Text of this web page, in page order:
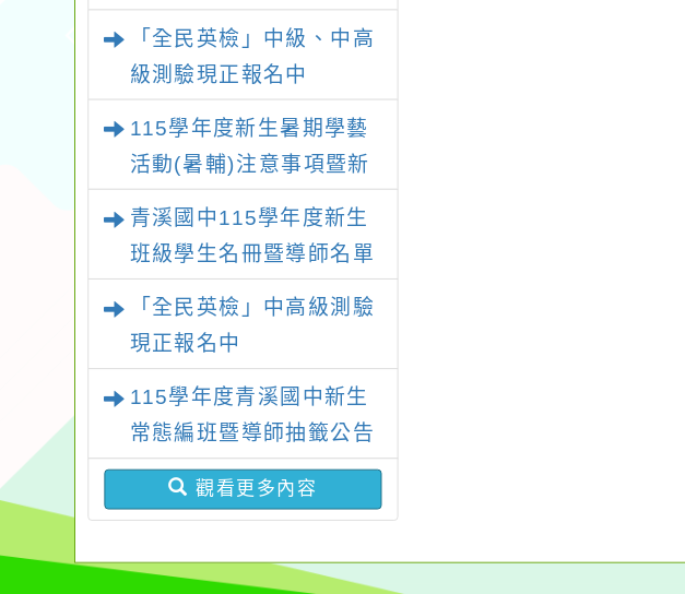
「全民英檢」中級、中高
級測驗現正報名中
115學年度新生暑期學藝
活動(暑輔)注意事項暨新
青溪國中115學年度新生
班級學生名冊暨導師名單
「全民英檢」中高級測驗
現正報名中
115學年度青溪國中新生
常態編班暨導師抽籤公告
觀看更多內容
教師社群研習